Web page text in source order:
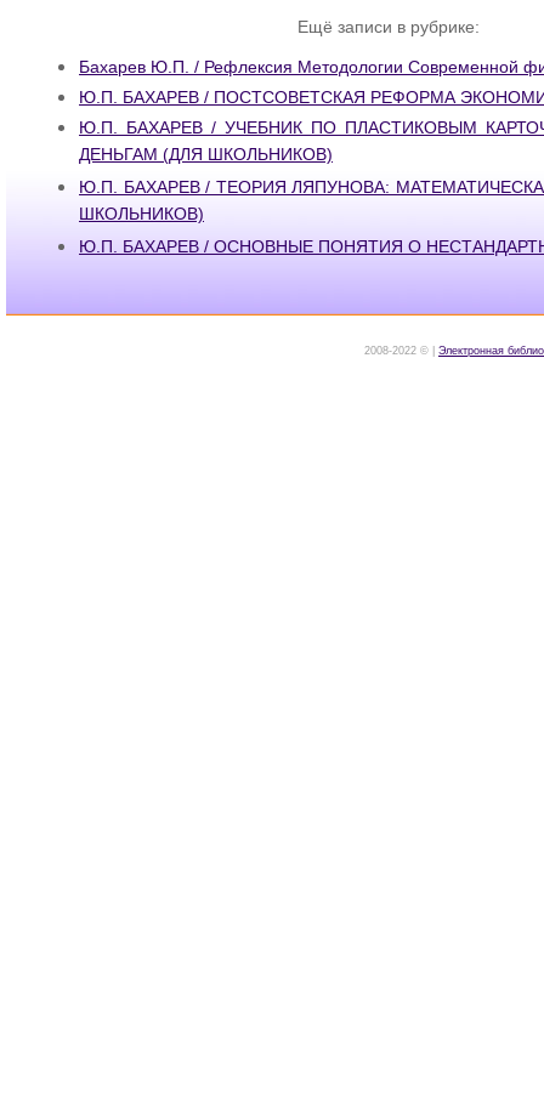
Ещё записи в рубрике:
Бахарев Ю.П. / Рефлексия Методологии Современной
Ю.П. БАХАРЕВ / ПОСТСОВЕТСКАЯ РЕФОРМА
Ю.П. БАХАРЕВ / УЧЕБНИК ПО ПЛАСТИКОВЫМ
ДЕНЬГАМ (ДЛЯ ШКОЛЬНИКОВ)
Ю.П. БАХАРЕВ / ТЕОРИЯ ЛЯПУНОВА:
ШКОЛЬНИКОВ)
Ю.П. БАХАРЕВ / ОСНОВНЫЕ ПОНЯТИЯ О
2008-2022 © | Электронная